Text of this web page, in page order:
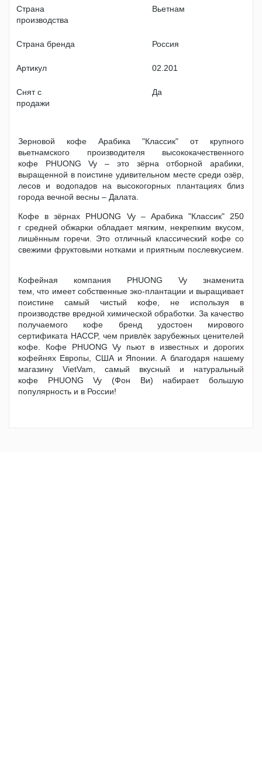
Страна
производства
Вьетнам
Страна бренда Россия
Артикул 02.201
Снят с
продажи
Да
Зерновой кофе Арабика "Классик" от крупного
вьетнамского производителя высококачественного
кофе PHUONG Vy – это зёрна отборной арабики,
выращенной в поистине удивительном месте среди озёр,
лесов и водопадов на высокогорных плантациях близ
города вечной весны – Далата.
Кофе в зёрнах PHUONG Vy – Арабика "Классик" 250
г средней обжарки обладает мягким, некрепким вкусом,
лишённым горечи. Это отличный классический кофе со
свежими фруктовыми нотками и приятным послевкусием.
Кофейная компания PHUONG Vy знаменита
тем, что имеет собственные эко-плантации и выращивает
поистине самый чистый кофе, не используя в
производстве вредной химической обработки. За качество
получаемого кофе бренд удостоен мирового
сертификата HACCP, чем привлёк зарубежных ценителей
кофе. Кофе PHUONG Vy пьют в известных и дорогих
кофейнях Европы, США и Японии. А благодаря нашему
магазину VietVam, самый вкусный и натуральный
кофе PHUONG Vy (Фон Ви) набирает большую
популярность и в России!